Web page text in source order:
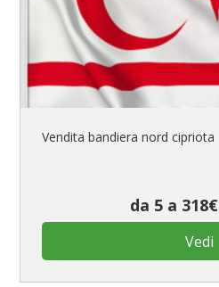
Vendita bandiera nord cipriota
da 5 a 318€
Vedi